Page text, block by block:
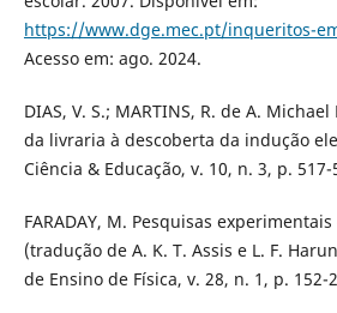
https://www.dge.mec.pt/inqueritos-
Acesso em: ago. 2024.
DIAS, V. S.; MARTINS, R. de A.
da livraria à descoberta da indução
Ciência & Educação, v. 10, n. 3, p. 517-
FARADAY, M. Pesquisas
(tradução de A. K. T. Assis e L. F.
de Ensino de Física, v. 28, n. 1, p. 152-